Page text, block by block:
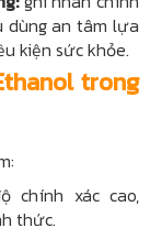
dùng an tâm lựa
kiện sức khỏe.
trong
chính xác cao,
thức.